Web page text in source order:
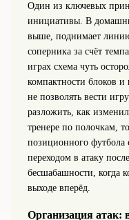
Один из ключевых
инициативы. В
выше, поднимает
соперника за счёт
играх схема чуть
компактности блоков
не позволять вести
разложить, как
тренере по полочкам,
позиционного футбола
переходом в атаку
бесшабашности, когда
выходе вперёд.
Организация атак: